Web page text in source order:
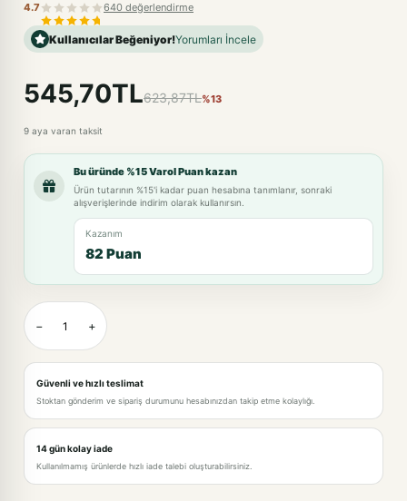
4.7 640 değerlendirme
Kullanıcılar Beğeniyor!Yorumları İncele
545,70TL623,87TL%13
9 aya varan taksit
Bu üründe %15 Varol Puan kazan
Ürün tutarının %15'i kadar puan hesabına tanımlanır, sonraki
alışverişlerinde indirim olarak kullanırsın.
Kazanım
82 Puan
− +
Güvenli ve hızlı teslimat
Stoktan gönderim ve sipariş durumunu hesabınızdan takip etme kolaylığı.
14 gün kolay iade
Kullanılmamış ürünlerde hızlı iade talebi oluşturabilirsiniz.